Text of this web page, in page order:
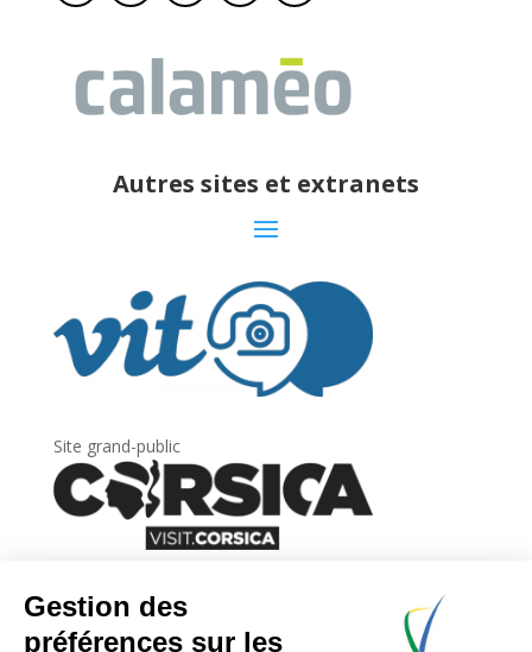
Autres sites et extranets
Site grand-public
Newsletter
Inscrivez-vous àla lettre d’information